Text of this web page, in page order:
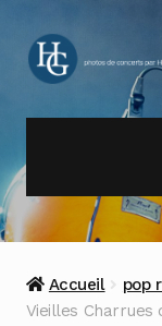
à
la
au
contenu
Accueil pop
Vieilles Charrues